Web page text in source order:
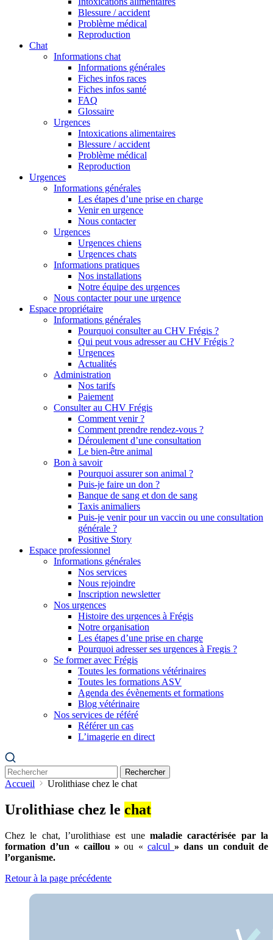
Blessure / accident
Problème médical
Reproduction
Chat
Informations chat
Informations générales
Fiches infos races
Fiches infos santé
FAQ
Glossaire
Urgences
Intoxications alimentaires
Blessure / accident
Problème médical
Reproduction
Urgences
Informations générales
Les étapes d’une prise en charge
Venir en urgence
Nous contacter
Urgences
Urgences chiens
Urgences chats
Informations pratiques
Nos installations
Notre équipe des urgences
Nous contacter pour une urgence
Espace propriétaire
Informations générales
Pourquoi consulter au CHV Frégis ?
Qui peut vous adresser au CHV Frégis ?
Urgences
Actualités
Administration
Nos tarifs
Paiement
Consulter au CHV Frégis
Comment venir ?
Comment prendre rendez-vous ?
Déroulement d’une consultation
Le bien-être animal
Bon à savoir
Pourquoi assurer son animal ?
Puis-je faire un don ?
Banque de sang et don de sang
Taxis animaliers
Puis-je venir pour un vaccin ou une consultation
générale ?
Positive Story
Espace professionnel
Informations générales
Nos services
Nous rejoindre
Inscription newsletter
Nos urgences
Histoire des urgences à Frégis
Notre organisation
Les étapes d’une prise en charge
Pourquoi adresser ses urgences à Fregis ?
Se former avec Frégis
Toutes les formations vétérinaires
Toutes les formations ASV
Agenda des évènements et formations
Blog vétérinaire
Nos services de référé
Référer un cas
L’imagerie en direct
Rechercher
Accueil Urolithiase chez le chat
Urolithiase chez le chat
Chez le chat, l’urolithiase est unemaladie caractérisée par la
formation d’un « caillou »ou « calcul » dans un conduit de
l’organisme.
Retour à la page précédente